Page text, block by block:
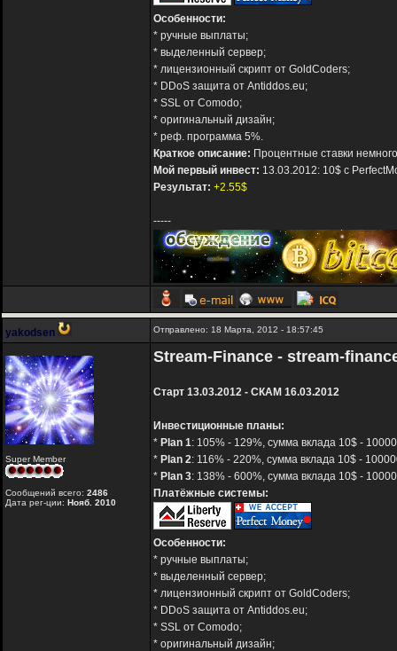
Особенности:
* ручные выплаты;
* выделенный сервер;
* лицензионный скрипт от GoldCoders;
* DDoS защита от Antiddos.eu;
* SSL от Comodo;
* оригинальный дизайн;
* реф. программа 5%.
Краткое описание: Процентные ставки
Мой первый инвест: 13.03.2012: 10$ с
Результат: +2.55$
-----
yakodsen Отправлено: 18 Марта, 2012 - 18:57:45
Super Member
Сообщений всего: 2486
Дата рег-ции: Нояб. 2010
Stream-Finance - stream-
Старт 13.03.2012 - СКАМ 16.03.2012
Инвестиционные планы:
* Plan 1: 105% - 129%, сумма вклада 10$ -
* Plan 2: 116% - 220%, сумма вклада 10$ -
* Plan 3: 138% - 600%, сумма вклада 10$ -
Платёжные системы:
Особенности:
* ручные выплаты;
* выделенный сервер;
* лицензионный скрипт от GoldCoders;
* DDoS защита от Antiddos.eu;
* SSL от Comodo;
* оригинальный дизайн;